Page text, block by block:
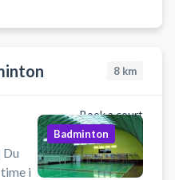
8 km
Book a court
i
Badminton